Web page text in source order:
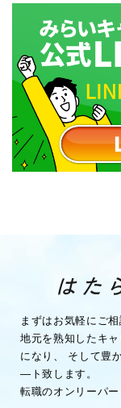
まずはお気軽にご相
地元を熟知したキ
になり、
そして豊
―ト致します。
転職のオンリーパ